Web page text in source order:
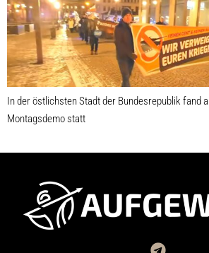
In der östlichsten Stadt der Bundesrepublik fand
Montagsdemo statt